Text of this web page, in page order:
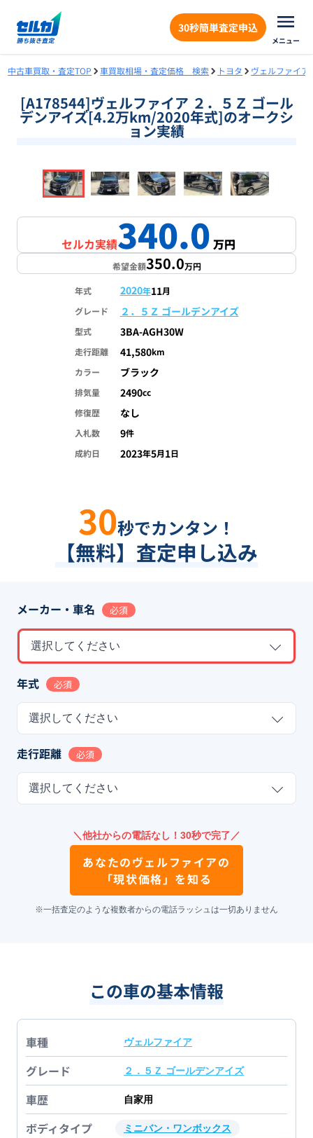
30秒簡単査定申込
メニュー
中古車買取・査定TOP 車買取相場・査定価格 検索 トヨタ ヴェルファイア
[A178544]ヴェルファイア ２．５Ｚ ゴール
デンアイズ[4.2万km/2020年式]のオークシ
ョン実績
1/18
セルカ実績340.0万円
希望金額350.0万円
年式 2020年11月
グレード
２．５Ｚ ゴールデンアイズ
型式 3BA-AGH30W
走行距離 41,580km
カラー
ブラック
排気量 2490cc
修復歴
なし
入札数 9件
成約日
2023年5月1日
30秒でカンタン！
【無料】査定申し込み
メーカー・車名 必須
選択してください
年式 必須
選択してください
走行距離 必須
選択してください
＼他社からの電話なし！30秒で完了／
あなたのヴェルファイアの
「現状価格」を知る
※一括査定のような複数者からの電話ラッシュは一切ありません
この車の基本情報
車種 ヴェルファイア
グレード ２．５Ｚ ゴールデンアイズ
車歴 自家用
ボディタイプ ミニバン・ワンボックス